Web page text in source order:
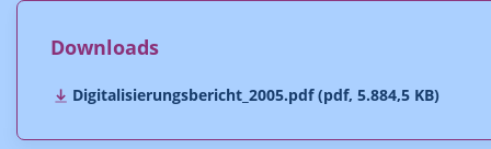
Downloads
Digitalisierungsbericht_2005.pdf (pdf, 5.884,5 KB)